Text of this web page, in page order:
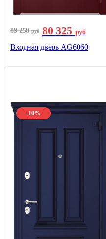
89 250руб 80 325 руб
Входная дверь AG6060
-10%